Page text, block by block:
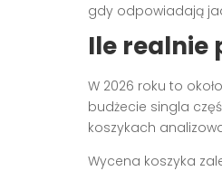
gdy odpowiadają
Ile realnie
W 2026 roku to
budżecie singla
koszykach
Wycena koszyka